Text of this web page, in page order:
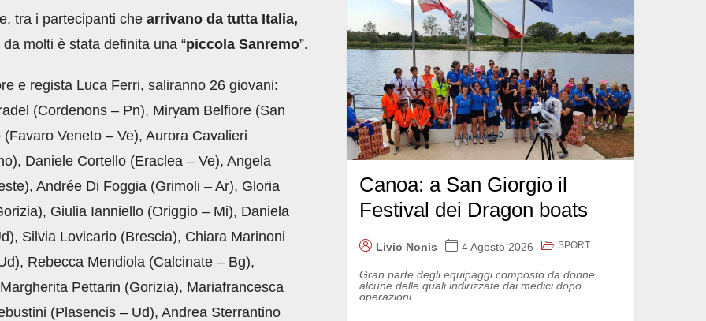
tra i partecipanti che arrivano da tutta Italia,
molti è stata definita una “piccola Sanremo”.
e regista Luca Ferri, saliranno 26 giovani:
(Cordenons – Pn), Miryam Belfiore (San
Veneto – Ve), Aurora Cavalieri
Daniele Cortello (Eraclea – Ve), Angela
Andrée Di Foggia (Grimoli – Ar), Gloria
Giulia Ianniello (Origgio – Mi), Daniela
Silvia Lovicario (Brescia), Chiara Marinoni
Rebecca Mendiola (Calcinate – Bg),
Pettarin (Gorizia), Mariafrancesca
(Plasencis – Ud), Andrea Sterrantino
Canoa: a San Giorgio il
Festival dei Dragon boats
Livio Nonis 4 Agosto 2026 SPORT
Gran parte degli equipaggi composto da donne,
alcune delle quali indirizzate dai medici dopo
operazioni...